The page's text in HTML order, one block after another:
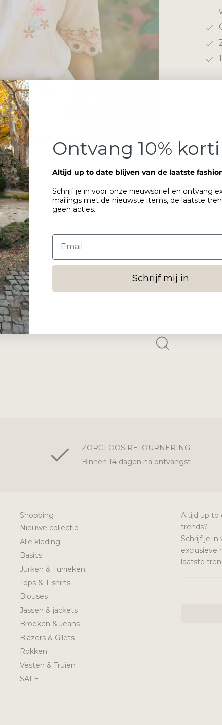
ZORGLOOS RETOURNERING
Binnen 14 dagen na ontvangst
Shopping
Nieuwe collectie
Alle kleding
Basics
Jurken & Tunieken
Tops & T-shirts
Blouses
Jassen & jackets
Broeken & Jeans
Blazers & Gilets
Rokken
Vesten & Truien
SALE
Altijd up to
trends?
Schrijf je
exclusieve
laatste
Ontvang 10%
Altijd up to date blijven van de laatste
Schrijf je in voor onze nieuwsbrief en ontvang
mailings met de nieuwste items, de laatste
geen acties.
Schrijf mij in